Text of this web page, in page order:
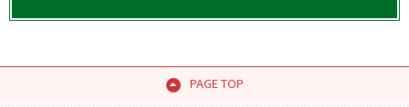
PAGE TOP